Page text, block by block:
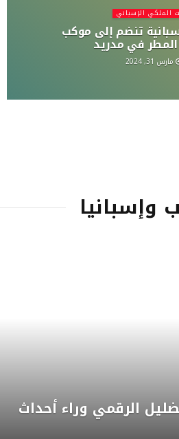
الملكي الإسباني
تنضم إلى موكب
في مدريد
مارس 31, 2024
وإسبانيا
الرقمي وراء أحداث